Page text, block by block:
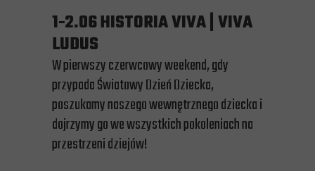
1-2.06 HISTORIA VIVA | VIVA
LUDUS
W pierwszy czerwcowy weekend, gdy
przypada Światowy Dzień Dziecka,
poszukamy naszego wewnętrznego dziecka i
dojrzymy go we wszystkich pokoleniach na
przestrzeni dziejów!